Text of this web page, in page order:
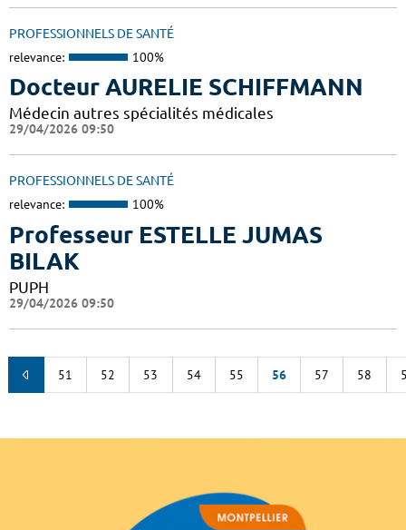
PROFESSIONNELS DE SANTÉ
relevance: 100%
Docteur AURELIE SCHIFFMANN
Médecin autres spécialités médicales
29/04/2026 09:50
PROFESSIONNELS DE SANTÉ
relevance: 100%
Professeur ESTELLE JUMAS
BILAK
PUPH
29/04/2026 09:50
51 52 53 54 55 56 57 58